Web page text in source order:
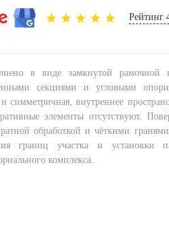
Рейтинг
в виде замкнутой рамочной
секциями и угловыми
симметричная, внутреннее
элементы отсутствуют.
обработкой и чёткими
границ участка и установки
комплекса.